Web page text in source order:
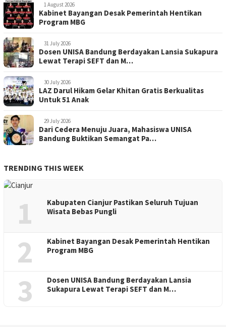
1 August 2026
Kabinet Bayangan Desak Pemerintah Hentikan
Program MBG
31 July 2026
Dosen UNISA Bandung Berdayakan Lansia Sukapura
Lewat Terapi SEFT dan M…
30 July 2026
LAZ Darul Hikam Gelar Khitan Gratis Berkualitas
Untuk 51 Anak
29 July 2026
Dari Cedera Menuju Juara, Mahasiswa UNISA
Bandung Buktikan Semangat Pa…
TRENDING THIS WEEK
1
Kabupaten Cianjur Pastikan Seluruh Tujuan
Wisata Bebas Pungli
2
Kabinet Bayangan Desak Pemerintah Hentikan
Program MBG
3
Dosen UNISA Bandung Berdayakan Lansia
Sukapura Lewat Terapi SEFT dan M…